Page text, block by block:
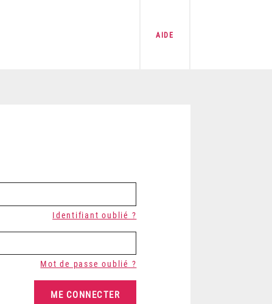
AIDE
Identifiant oublié ?
Mot de passe oublié ?